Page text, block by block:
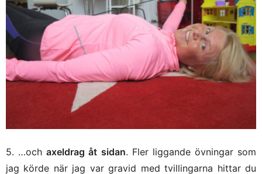
5. …ochaxeldrag åt sidan. Fler liggande övningar som
jag körde när jag var gravid med tvillingarna hittar du